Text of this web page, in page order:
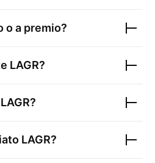
o a premio?
LAGR?
LAGR?
LAGR?